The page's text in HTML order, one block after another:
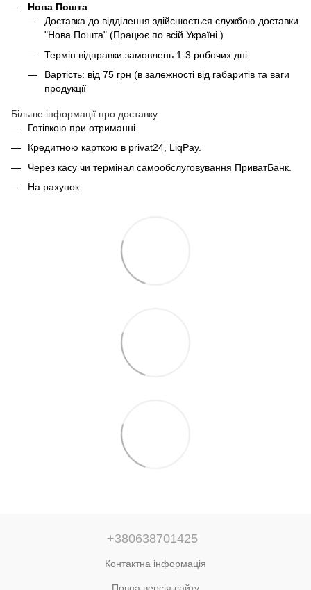
Нова Пошта
Доставка до відділення здійснюється службою доставки
"Нова Пошта" (Працює по всій Україні.)
Термін відправки замовлень 1-3 робочих дні.
Вартість: від 75 грн (в залежності від габаритів та ваги
продукції
Більше інформації про доставку
Готівкою при отриманні.
Кредитною карткою в privat24, LiqPay.
Через касу чи термінал самообслуговування ПриватБанк.
На рахунок
+380638701425
Контактна інформація